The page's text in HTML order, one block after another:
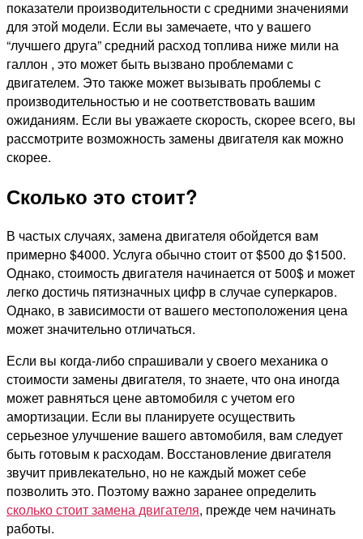
показатели производительности с средними значениями
для этой модели. Если вы замечаете, что у вашего
“лучшего друга” средний расход топлива ниже мили на
галлон , это может быть вызвано проблемами с
двигателем. Это также может вызывать проблемы с
производительностью и не соответствовать вашим
ожиданиям. Если вы уважаете скорость, скорее всего, вы
рассмотрите возможность замены двигателя как можно
скорее.
Сколько это стоит?
В частых случаях, замена двигателя обойдется вам
примерно $4000. Услуга обычно стоит от $500 до $1500.
Однако, стоимость двигателя начинается от 500$ и может
легко достичь пятизначных цифр в случае суперкаров.
Однако, в зависимости от вашего местоположения цена
может значительно отличаться.
Если вы когда-либо спрашивали у своего механика о
стоимости замены двигателя, то знаете, что она иногда
может равняться цене автомобиля с учетом его
амортизации. Если вы планируете осуществить
серьезное улучшение вашего автомобиля, вам следует
быть готовым к расходам. Восстановление двигателя
звучит привлекательно, но не каждый может себе
позволить это. Поэтому важно заранее определить
сколько стоит замена двигателя, прежде чем начинать
работы.